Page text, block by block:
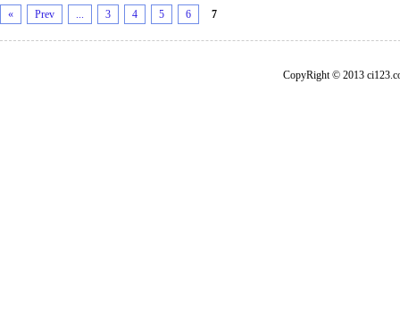
« Prev ... 3 4 5 6 7
CopyRight © 2013